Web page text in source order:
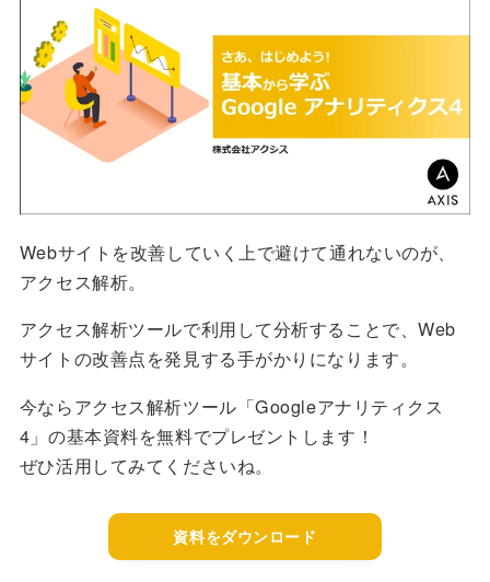
Webサイトを改善していく上で避けて通れないのが、
アクセス解析。
アクセス解析ツールで利用して分析することで、Web
サイトの改善点を発見する手がかりになります。
今ならアクセス解析ツール「Googleアナリティクス
4」の基本資料を無料でプレゼントします！
ぜひ活用してみてくださいね。
資料をダウンロード